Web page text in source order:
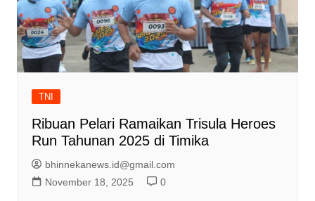
TNI
Ribuan Pelari Ramaikan Trisula Heroes
Run Tahunan 2025 di Timika
bhinnekanews.id@gmail.com
November 18, 2025
0